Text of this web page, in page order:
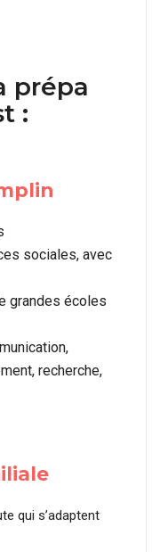
prépa
:
sociales, avec
grandes écoles
recherche,
qui s’adaptent